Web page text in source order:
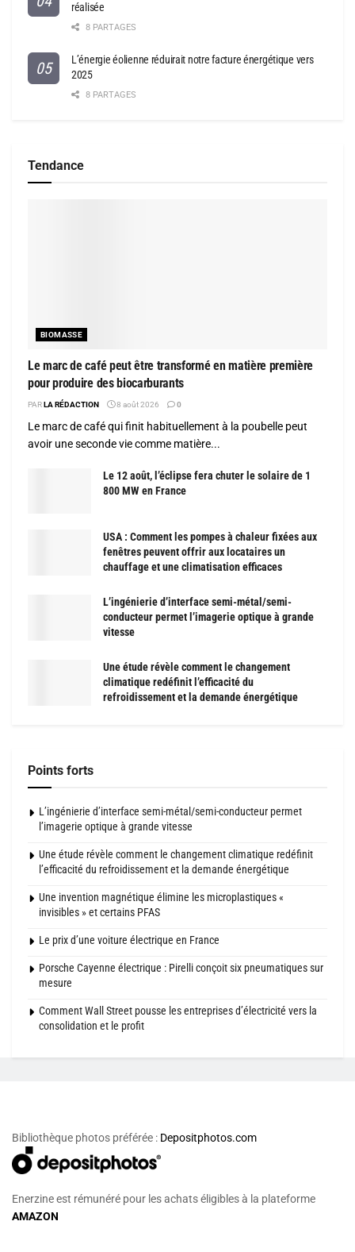
réalisée
8 PARTAGES
L’énergie éolienne réduirait notre facture énergétique vers
2025
8 PARTAGES
Tendance
BIOMASSE
Le marc de café peut être transformé en matière première
pour produire des biocarburants
PARLA RÉDACTION 8 août 2026 0
Le marc de café qui finit habituellement à la poubelle peut
avoir une seconde vie comme matière...
Le 12 août, l’éclipse fera chuter le solaire de 1
800 MW en France
USA : Comment les pompes à chaleur fixées aux
fenêtres peuvent offrir aux locataires un
chauffage et une climatisation efficaces
L’ingénierie d’interface semi-métal/semi-
conducteur permet l’imagerie optique à grande
vitesse
Une étude révèle comment le changement
climatique redéfinit l’efficacité du
refroidissement et la demande énergétique
Points forts
L’ingénierie d’interface semi-métal/semi-conducteur permet
l’imagerie optique à grande vitesse
Une étude révèle comment le changement climatique redéfinit
l’efficacité du refroidissement et la demande énergétique
Une invention magnétique élimine les microplastiques «
invisibles » et certains PFAS
Le prix d’une voiture électrique en France
Porsche Cayenne électrique : Pirelli conçoit six pneumatiques sur
mesure
Comment Wall Street pousse les entreprises d’électricité vers la
consolidation et le profit
Bibliothèque photos préférée : Depositphotos.com
Enerzine est rémunéré pour les achats éligibles à la plateforme
AMAZON